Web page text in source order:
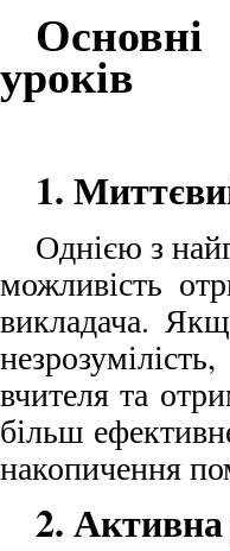
уроків
1.
Однією з
можливість
викладача.
вчителя та
більш
накопичення
2. Активна